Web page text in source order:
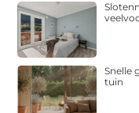
Snelle
tuin